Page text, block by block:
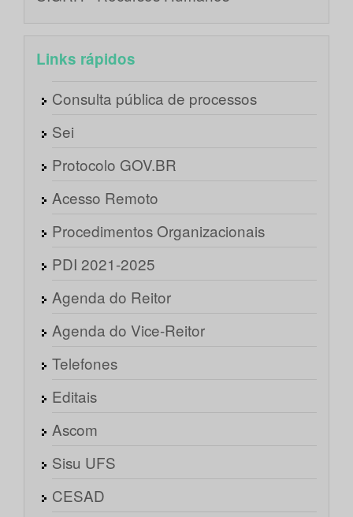
Links rápidos
Consulta pública de processos
Sei
Protocolo GOV.BR
Acesso Remoto
Procedimentos Organizacionais
PDI 2021-2025
Agenda do Reitor
Agenda do Vice-Reitor
Telefones
Editais
Ascom
Sisu UFS
CESAD